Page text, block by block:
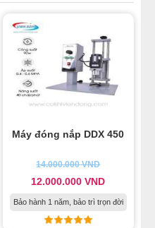
Máy đóng nắp DDX 450
14.000.000VND
12.000.000VND
Bảo hành 1 năm, bảo trì trọn đời